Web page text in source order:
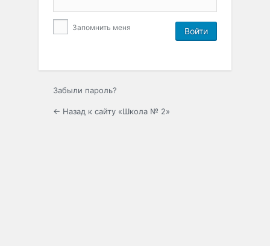
Запомнить меня
Забыли пароль?
← Назад к сайту «Школа № 2»